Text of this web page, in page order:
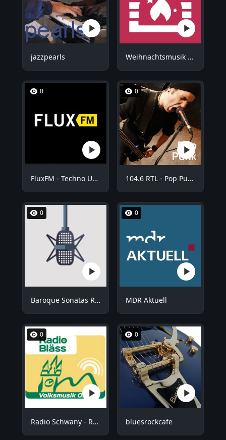
jazzpearls Weihnachtsmusik - Kuschel Weihnachten
0
FluxFM - Techno Underground
0
104.6 RTL - Pop Punk
0
Baroque Sonatas Radio
0
MDR Aktuell
0
Radio Schwany - Radio Bläss
0
bluesrockcafe